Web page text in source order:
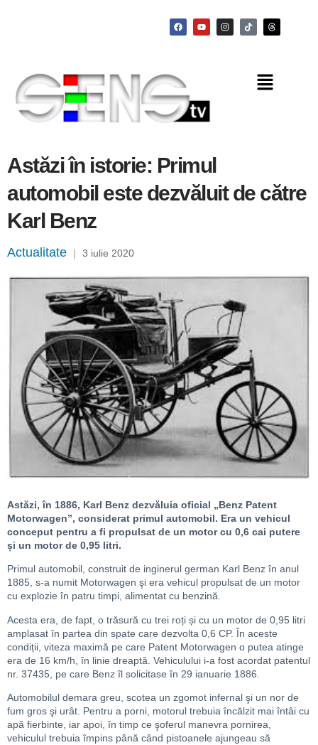
Astăzi în istorie: Primul
automobil este dezvăluit de către
Karl Benz
Actualitate | 3 iulie 2020
Astăzi, în 1886, Karl Benz dezvăluia oficial „Benz Patent
Motorwagen”, considerat primul automobil. Era un vehicul
conceput pentru a fi propulsat de un motor cu 0,6 cai putere
și un motor de 0,95 litri.
Primul automobil, construit de inginerul german Karl Benz în anul
1885, s-a numit Motorwagen şi era vehicul propulsat de un motor
cu explozie în patru timpi, alimentat cu benzină.
Acesta era, de fapt, o trăsură cu trei roți și cu un motor de 0,95 litri
amplasat în partea din spate care dezvolta 0,6 CP. În aceste
condiții, viteza maximă pe care Patent Motorwagen o putea atinge
era de 16 km/h, în linie dreaptă. Vehiculului i-a fost acordat patentul
nr. 37435, pe care Benz îl solicitase în 29 ianuarie 1886.
Automobilul demara greu, scotea un zgomot infernal şi un nor de
fum gros şi urât. Pentru a porni, motorul trebuia încălzit mai întâi cu
apă fierbinte, iar apoi, în timp ce şoferul manevra pornirea,
vehiculul trebuia împins până când pistoanele ajungeau să